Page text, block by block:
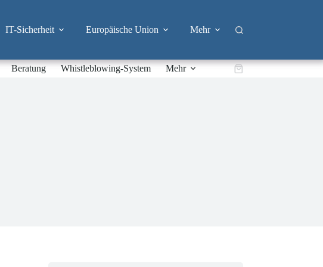
IT-Sicherheit Europäische Union Mehr
Beratung Whistleblowing-System Mehr Warenkorb